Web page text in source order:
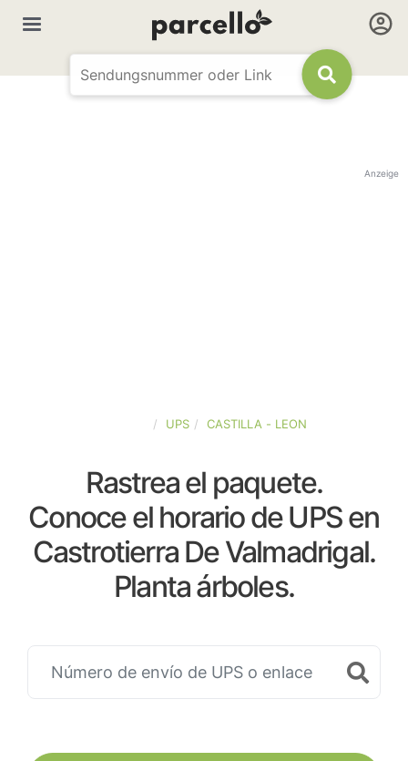
Anzeige
UPS CASTILLA - LEON
Rastrea el paquete.
Conoce el horario de UPS en
Castrotierra De Valmadrigal.
Planta árboles.